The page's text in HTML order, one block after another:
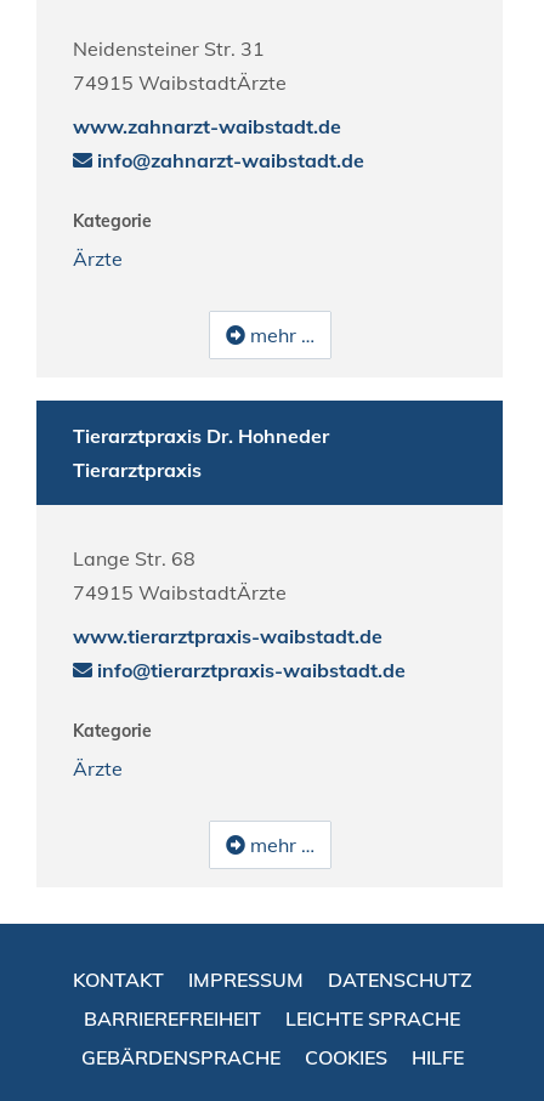
Neidensteiner Str. 31
74915 WaibstadtÄrzte
www.zahnarzt-waibstadt.de
info@zahnarzt-waibstadt.de
Kategorie
Ärzte
mehr …
Tierarztpraxis Dr. Hohneder
Tierarztpraxis
Lange Str. 68
74915 WaibstadtÄrzte
www.tierarztpraxis-waibstadt.de
info@tierarztpraxis-waibstadt.de
Kategorie
Ärzte
mehr …
KONTAKT IMPRESSUM
DATENSCHUTZ
BARRIEREFREIHEIT
LEICHTE SPRACHE
GEBÄRDENSPRACHE
COOKIES HILFE